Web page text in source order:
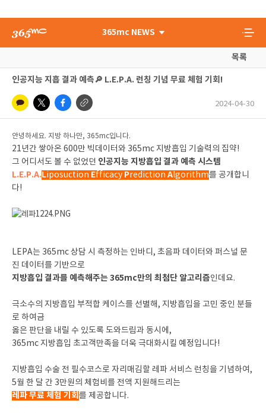
365mc NEWS
목록
인공지능 지흡 결과 예측🔎 L.E.P.A. 런칭 기념 무료 체험 기회!
2024-04-30
안녕하세요. 지방 하나만, 365mc입니다.
21년간 쌓아온 600만 빅데이터와 365mc 지방흡입 기술력의 집약!
그 어디서도 볼 수 없었던 인공지능 지방흡입 결과 예측 시스템
L.E.P.A.Liposuction Efficacy Prediction Algorithm를 공개합니
다!
LEPA는 365mc 상담 시 측정하는 인바디, 초음파 데이터와 퍼스널 문
진 데이터를 기반으로
지방흡입 결과를 예측해주는 365mc만의 최첨단 알고리즘인데요.
극소수의 지방흡입 부적합 케이스를 선별해, 지방흡입을 고민 중인 분들
로 하여금
옳은 판단을 내릴 수 있도록 도와드림과 동시에,
365mc 지방흡입 초고객만족을 더욱 극대화시킬 예정입니다!
지방흡입 수술 전 필수코스로 자리매김할 레파 서비스 런칭을 기념하여,
5월 한 달 간 3만원의 체험비를 전액 지원해드리는
레파 무료 체험 기회 를 제공합니다.